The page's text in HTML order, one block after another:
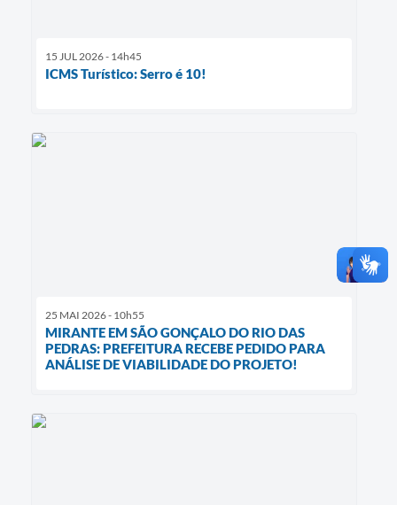
15 JUL 2026 - 14h45
ICMS Turístico: Serro é 10!
25 MAI 2026 - 10h55
MIRANTE EM SÃO GONÇALO DO RIO DAS
PEDRAS: PREFEITURA RECEBE PEDIDO PARA
ANÁLISE DE VIABILIDADE DO PROJETO!